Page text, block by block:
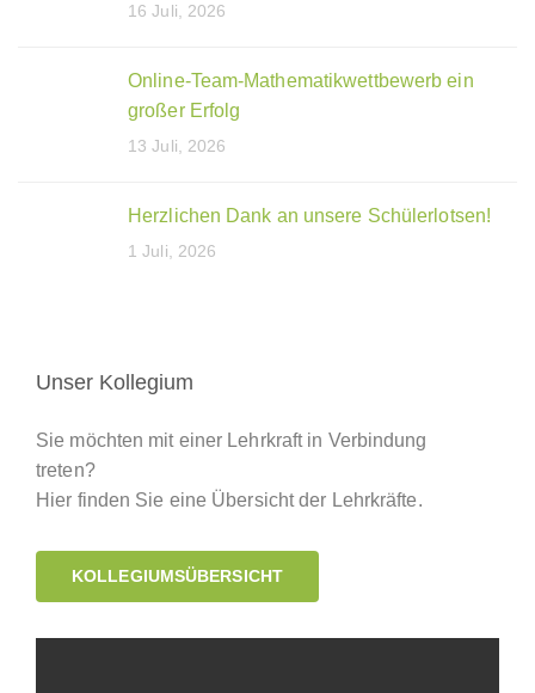
16 Juli, 2026
Online-Team-Mathematikwettbewerb ein
großer Erfolg
13 Juli, 2026
Herzlichen Dank an unsere Schülerlotsen!
1 Juli, 2026
Unser Kollegium
Sie möchten mit einer Lehrkraft in Verbindung
treten?
Hier finden Sie eine Übersicht der Lehrkräfte.
KOLLEGIUMSÜBERSICHT